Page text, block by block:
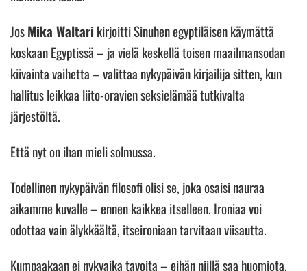
JosMika Waltari kirjoitti Sinuhen egyptiläisen käymättä
koskaan Egyptissä – ja vielä keskellä toisen maailmansodan
kiivainta vaihetta – valittaa nykypäivän kirjailija sitten, kun
hallitus leikkaa liito-oravien seksielämää tutkivalta
järjestöltä.
Että nyt on ihan mieli solmussa.
Todellinen nykypäivän filosofi olisi se, joka osaisi nauraa
aikamme kuvalle – ennen kaikkea itselleen. Ironiaa voi
odottaa vain älykkäältä, itseironiaan tarvitaan viisautta.
Kumpaakaan ei nykyaika tavoita – eihän niillä saa huomiota.